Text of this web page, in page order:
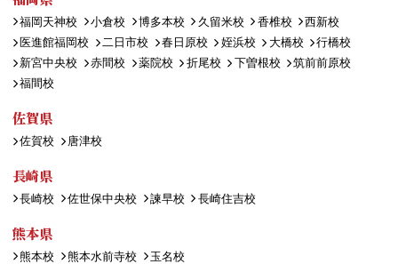
福岡天神校 小倉校 博多本校 久留米校 香椎校
西新校
医進館福岡校
二日市校 春日原校 姪浜校 大橋校
行橋校
新宮中央校
赤間校 薬院校 折尾校 下曽根校
筑前前原校
福間校
佐賀県
佐賀校 唐津校
長崎県
長崎校 佐世保中央校 諫早校 長崎住吉校
熊本県
熊本校 熊本水前寺校 玉名校